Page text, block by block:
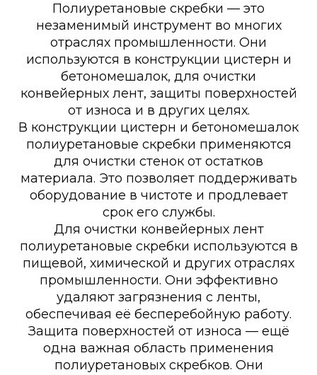
Полиуретановые скребки — это
незаменимый инструмент во многих
отраслях промышленности. Они
используются в конструкции цистерн и
бетономешалок, для очистки
конвейерных лент, защиты поверхностей
от износа и в других целях.
В конструкции цистерн и бетономешалок
полиуретановые скребки применяются
для очистки стенок от остатков
материала. Это позволяет поддерживать
оборудование в чистоте и продлевает
срок его службы.
Для очистки конвейерных лент
полиуретановые скребки используются в
пищевой, химической и других отраслях
промышленности. Они эффективно
удаляют загрязнения с ленты,
обеспечивая её бесперебойную работу.
Защита поверхностей от износа — ещё
одна важная область применения
полиуретановых скребков. Они